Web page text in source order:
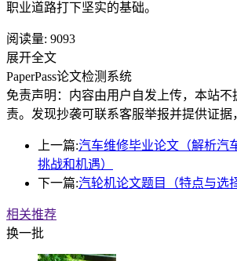
职业道路打下坚实的基础。
阅读量: 9093
展开全文
PaperPass论文检测系统
免责声明：内容由用户自发上传，本站不
责。发现抄袭可联系客服举报并提供证据
上一篇:汽车维修毕业论文（解析汽
挑战和机遇）
下一篇:汽轮机论文题目（特点与选
相关推荐
换一批